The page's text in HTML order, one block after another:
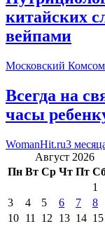
китайских
вейпами
Московский
Всегда на
часы
WomanHit.ru3
Август 2026
Пн Вт Ср Чт Пт
1
3
4 5 6 7 8
10 11 12 13 14 15